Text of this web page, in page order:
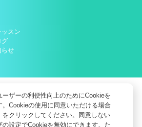
スン
グ
らせ
ーザーの利便性向上のためにCookieを
。Cookieの使用に同意いただける場合
をクリックしてください。同意しない
設定でCookieを無効にできます。た